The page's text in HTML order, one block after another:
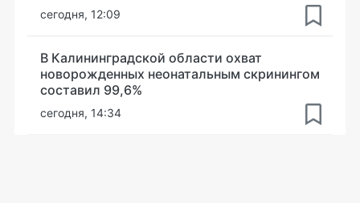
сегодня, 12:09
В Калининградской области охват
новорожденных неонатальным скринингом
составил 99,6%
сегодня, 14:34